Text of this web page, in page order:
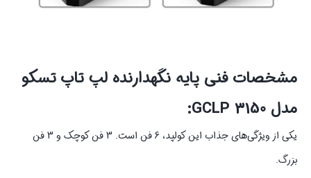
مشخصات فنی پایه نگهدارنده لپ تاپ تسکو
مدل GCLP 3150:
یکی از ویژگی‌های جذاب این کولپد، 6 فن است. 3 فن کوچک و 3 فن
بزرگ.